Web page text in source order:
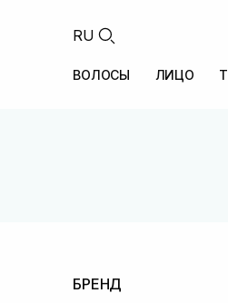
RU
ВОЛОСЫ ЛИЦО
БРЕНД